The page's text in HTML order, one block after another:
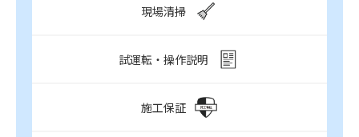
現場清掃
試運転・操作説明
施工保証